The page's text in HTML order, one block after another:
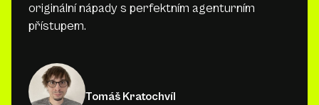
originální nápady s perfektním agenturním
přístupem.‍
Tomáš Kratochvíl